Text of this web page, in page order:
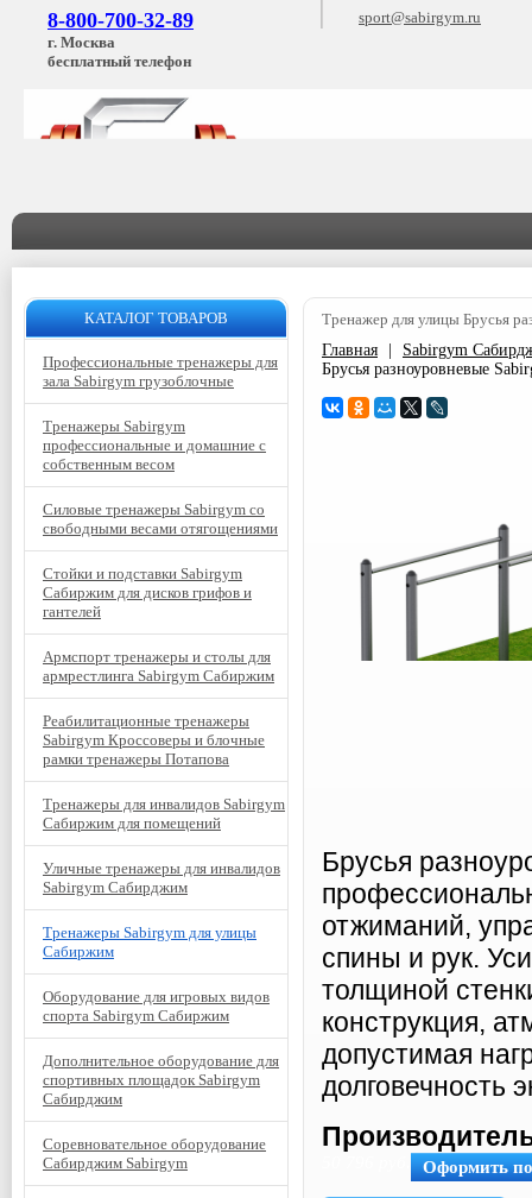
8-800-700-32-89
г. Москва
бесплатный телефон
sport@sabirgym.ru
Тренажер для улицы Брусья
Главная
Sabirgym
Брусья разноуровневые
Брусья
отжиманий,
спины и рук.
толщиной
конструкция,
допустимая
долговечность
Оформить
КАТАЛОГ ТОВАРОВ
Профессиональные тренажеры для
зала Sabirgym грузоблочные
Тренажеры Sabirgym
профессиональные и домашние с
собственным весом
Силовые тренажеры Sabirgym со
свободными весами отягощениями
Стойки и подставки Sabirgym
Сабиржим для дисков грифов и
гантелей
Армспорт тренажеры и столы для
армрестлинга Sabirgym Сабиржим
Реабилитационные тренажеры
Sabirgym Кроссоверы и блочные
рамки тренажеры Потапова
Тренажеры для инвалидов Sabirgym
Сабиржим для помещений
Уличные тренажеры для инвалидов
Sabirgym Сабирджим
Тренажеры Sabirgym для улицы
Сабиржим
Оборудование для игровых видов
спорта Sabirgym Сабиржим
Дополнительное оборудование для
спортивных площадок Sabirgym
Сабирджим
Соревновательное оборудование
Сабирджим Sabirgym